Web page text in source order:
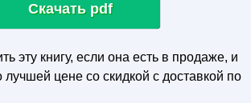
Скачать pdf
эту книгу, если она есть в продаже, и
лучшей цене со скидкой с доставкой по